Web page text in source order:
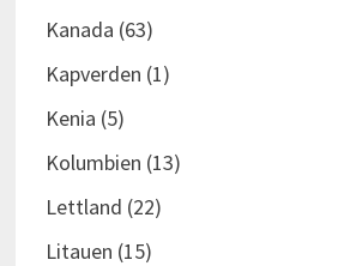
Kanada (63)
Kapverden (1)
Kenia (5)
Kolumbien (13)
Lettland (22)
Litauen (15)